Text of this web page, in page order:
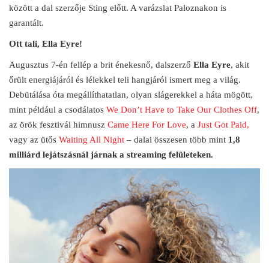
között a dal szerzője Sting előtt. A varázslat Paloznakon is
garantált.
Ott tali, Ella Eyre!
Augusztus 7-én fellép a brit énekesnő, dalszerző Ella Eyre, akit
őrült energiájáról és lélekkel teli hangjáról ismert meg a világ.
Debütálása óta megállíthatatlan, olyan slágerekkel a háta mögött,
mint például a csodálatos We Don’t Have to Take Our Clothes Off,
az örök fesztivál himnusz Came Here For Love, a Just Got Paid,
vagy az ütős Waiting All Night – dalai összesen több mint 1,8
milliárd lejátszásnál járnak a streaming felületeken.